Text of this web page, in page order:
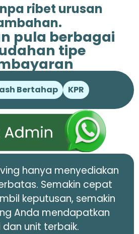
ribet urusan
pula berbagai
tipe
Bertahap KPR
hanya menyediakan
Semakin cepat
keputusan, semakin
Anda mendapatkan
dan unit terbaik.